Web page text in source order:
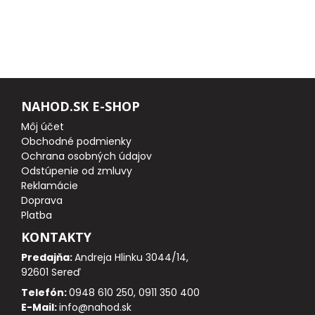
NAHOD.SK E-SHOP
Môj účet
Obchodné podmienky
Ochrana osobných údajov
Odstúpenie od zmluvy
Reklamácie
Doprava
Platba
KONTAKTY
Predajňa:Andreja Hlinku 3044/14,
92601 Sereď
Telefón:0948 610 250, 0911 350 400
E-Mail:info@nahod.sk
PRÍVLAČOVÉ PRÚTY
BIČE A DELIČKY
SPODOVÉ A MARKEROVACIE PRÚTY
FEEDER ŠPIČKY
MATCHOVÉ A BOLOGNESOVÉ PRÚTY